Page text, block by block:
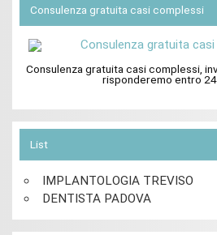
Consulenza gratuita casi complessi
Consulenza gratuita casi complessi,
risponderemo entro 24
List
IMPLANTOLOGIA TREVISO
DENTISTA PADOVA